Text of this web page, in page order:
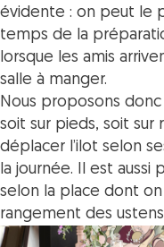
évidente : on peut le
temps de la
lorsque les amis
salle à manger.
Nous proposons
soit sur pieds, soit sur
déplacer l’ilot selon
la journée. Il est aussi
selon la place dont
rangement des